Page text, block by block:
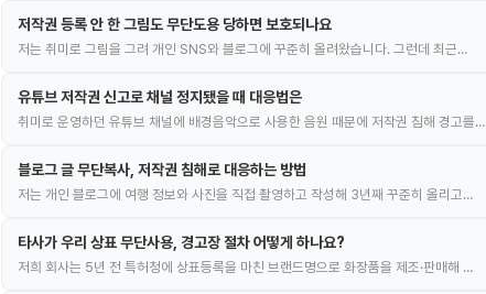
저작권 등록 안 한 그림도 무단도용 당하면 보호되나요
저는 취미로 그림을 그려 개인 SNS와 블로그에 꾸준히 올려왔습니다. 그런데 최근…
유튜브 저작권 신고로 채널 정지됐을 때 대응법은
취미로 운영하던 유튜브 채널에 배경음악으로 사용한 음원 때문에 저작권 침해 경고를…
블로그 글 무단복사, 저작권 침해로 대응하는 방법
저는 개인 블로그에 여행 정보와 사진을 직접 촬영하고 작성해 3년째 꾸준히 올리고…
타사가 우리 상표 무단사용, 경고장 절차 어떻게 하나요?
저희 회사는 5년 전 특허청에 상표등록을 마친 브랜드명으로 화장품을 제조·판매해 …